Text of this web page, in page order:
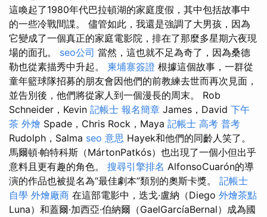
這喚起了1980年代巴拉頓湖的家庭度假，其中包括故事中
的一些冷戰間諜。 儘管如此，我還是強調了大男孩，因為
它變成了一個真正的家庭電影院，排在了那麼多星期六夜現
場的面孔。 seo公司 當然，這也就不足為奇了，因為桑德
勒也從素描秀中升起。 柬埔寨簽證 根據這個故事，一群從
童年籃球隊招募的朋友會因他們的前教練去世而再次見面，
並告別後，他們將從家人到一個漫長的周末。 Rob
Schneider，Kevin 記帳士 報名簡章 James，David 下午
茶 外燴 Spade，Chris Rock，Maya 記帳士 高考 普考
Rudolph，Salma seo 意思 Hayek和他們的同齡人笑了。
馬爾頓·帕特科斯（MártonPatkós）也出現了一個小但出乎
意料且更有趣的角色。 搜尋引擎排名 AlfonsoCuarón的導
演的作品也被提名為“最佳劇本”類別的奧斯卡獎。 記帳士
自學 外燴廠商 在這部電影中，迭戈·盧納（Diego 外燴茶點
Luna）和蓋爾·加西亞·伯納爾（GaelGarcíaBernal）成為國